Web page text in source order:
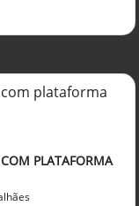
PLATAFORMA